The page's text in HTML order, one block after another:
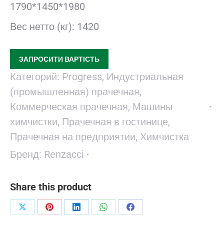
1790*1450*1980
Вес нетто (кг): 1420
ЗАПРОСИТИ ВАРТІСТЬ
Категорий: Progress, Индустриальная
(промышленная) прачечная,
Коммерческая прачечная, Машины
химчистки, Прачечная в гостинице,
Прачечная на предприятии, Химчистка
Бренд: Renzacci
Share this product
ПоделитьсяПоделитьсяПоделитьсяПоделитьсяПоделиться